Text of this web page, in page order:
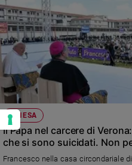
CHIESA
Il Papa nel carcere di
che si sono suicidati. Non
Francesco nella casa circondariale